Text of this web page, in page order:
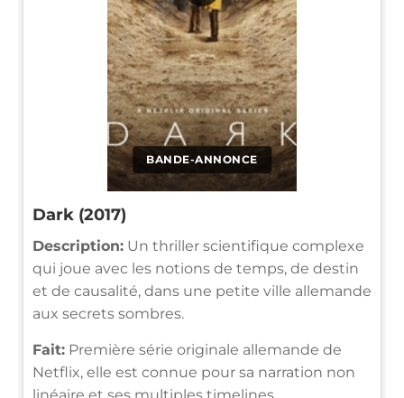
BANDE-ANNONCE
Dark (2017)
Description: Un thriller scientifique complexe
qui joue avec les notions de temps, de destin
et de causalité, dans une petite ville allemande
aux secrets sombres.
Fait: Première série originale allemande de
Netflix, elle est connue pour sa narration non
linéaire et ses multiples timelines.